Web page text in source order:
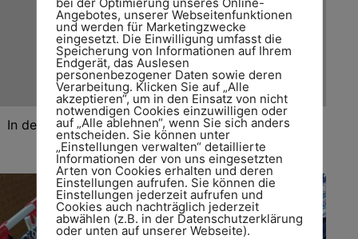
In der Zwischenzeit läuft im Baum die Advanced Air
Yoga Klasse für Eichhörnchen.
Angebotes, unserer Webseitenfunktionen
und werden für Marketingzwecke
eingesetzt. Die Einwilligung umfasst die
Speicherung von Informationen auf Ihrem
Endgerät, das Auslesen
personenbezogener Daten sowie deren
Verarbeitung. Klicken Sie auf „Alle
akzeptieren“, um in den Einsatz von nicht
notwendigen Cookies einzuwilligen oder
auf „Alle ablehnen“, wenn Sie sich anders
entscheiden. Sie können unter
„Einstellungen verwalten“ detaillierte
Informationen der von uns eingesetzten
Arten von Cookies erhalten und deren
Einstellungen aufrufen. Sie können die
Einstellungen jederzeit aufrufen und
Cookies auch nachträglich jederzeit
abwählen (z.B. in der Datenschutzerklärung
oder unten auf unserer Webseite).